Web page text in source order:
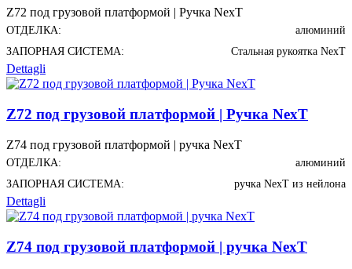
Z72 под грузовой платформой | Ручка NexT
ОТДЕЛКА:
алюминий
ЗАПОРНАЯ СИСТЕМА:
Стальная рукоятка NexT
Dettagli
Z72 под грузовой платформой | Ручка NexT
Z74 под грузовой платформой | ручка NexT
ОТДЕЛКА:
алюминий
ЗАПОРНАЯ СИСТЕМА:
ручка NexT из нейлона
Dettagli
Z74 под грузовой платформой | ручка NexT